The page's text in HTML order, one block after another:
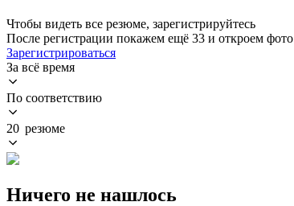
Чтобы видеть все резюме, зарегистрируйтесь
После регистрации покажем ещё 33 и откроем фото
Зарегистрироваться
За всё время
По соответствию
20 резюме
Ничего не нашлось